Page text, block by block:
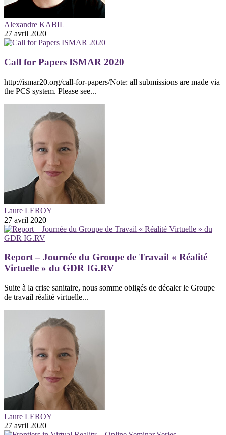
Alexandre KABIL
27 avril 2020
Call for Papers ISMAR 2020
http://ismar20.org/call-for-papers/Note: all submissions are made via
the PCS system. Please see...
Laure LEROY
27 avril 2020
Report – Journée du Groupe de Travail « Réalité
Virtuelle » du GDR IG.RV
Suite à la crise sanitaire, nous somme obligés de décaler le Groupe
de travail réalité virtuelle...
Laure LEROY
27 avril 2020